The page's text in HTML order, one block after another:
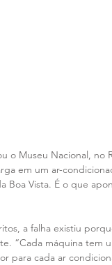
o Museu Nacional,
em um ar-
Boa Vista. É o que
a falha existiu
“Cada máquina
para cada ar